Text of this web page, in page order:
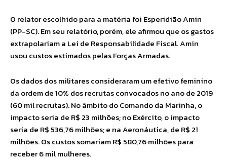
O relator escolhido para a matéria foi Esperidião Amin
(PP-SC). Em seu relatório, porém, ele afirmou que os gastos
extrapolariam a Lei de Responsabilidade Fiscal. Amin
usou custos estimados pelas Forças Armadas.
Os dados dos militares consideraram um efetivo feminino
da ordem de 10% dos recrutas convocados no ano de 2019
(60 mil recrutas). No âmbito do Comando da Marinha, o
impacto seria de R$ 23 milhões; no Exército, o impacto
seria de R$ 536,76 milhões; e na Aeronáutica, de R$ 21
milhões. Os custos somariam R$ 580,76 milhões para
receber 6 mil mulheres.